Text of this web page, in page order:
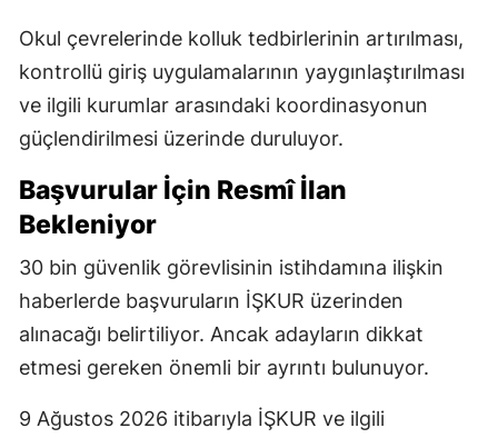
Okul çevrelerinde kolluk tedbirlerinin artırılması,
kontrollü giriş uygulamalarının yaygınlaştırılması
ve ilgili kurumlar arasındaki koordinasyonun
güçlendirilmesi üzerinde duruluyor.
Başvurular İçin Resmî İlan
Bekleniyor
30 bin güvenlik görevlisinin istihdamına ilişkin
haberlerde başvuruların İŞKUR üzerinden
alınacağı belirtiliyor. Ancak adayların dikkat
etmesi gereken önemli bir ayrıntı bulunuyor.
9 Ağustos 2026 itibarıyla İŞKUR ve ilgili